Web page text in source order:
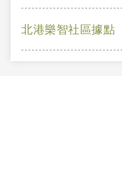
北港樂智社區據點